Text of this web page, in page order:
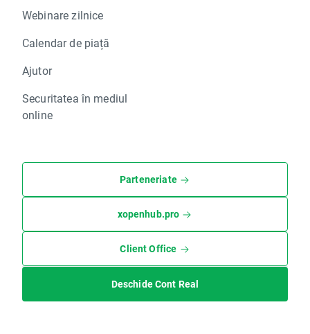
Webinare zilnice
Calendar de piață
Ajutor
Securitatea în mediul
online
Parteneriate
xopenhub.pro
Client Office
Deschide Cont Real